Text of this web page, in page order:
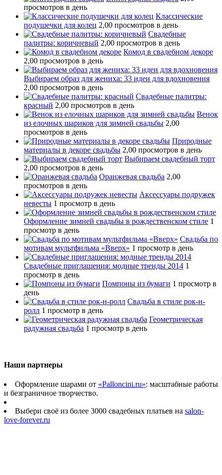
просмотров в день
Классические
подушечки для колец 2,00 просмотров в день
Свадебные
палитры: коричневый 2,00 просмотров в день
Комод в свадебном декоре
2,00 просмотров в день
Выбираем образ для жениха: 33 идеи для вдохновения
2,00 просмотров в день
Свадебные палитры:
красный 2,00 просмотров в день
Венок
из елочных шариков для зимней свадьбы 2,00
просмотров в день
Природные
материалы в декоре свадьбы 2,00 просмотров в день
Выбираем свадебный торт
2,00 просмотров в день
Оранжевая свадьба 2,00
просмотров в день
Аксессуары подружек
невесты 1 просмотр в день
Оформление зимней свадьбы в рождественском стиле 1
просмотр в день
Свадьба по
мотивам мультфильма «Вверх» 1 просмотр в день
Свадебные приглашения: модные тренды 2014 1
просмотр в день
Помпоны из бумаги 1 просмотр в
день
Свадьба в стиле рок-н-
ролл 1 просмотр в день
Геометрическая
радужная свадьба 1 просмотр в день
Наши партнеры
Оформление шарами от «Palloncini.ru»: масштабные работы
и безграничное творчество.
Выбери своё из более 3000 свадебных платьев на salon-
love-forever.ru